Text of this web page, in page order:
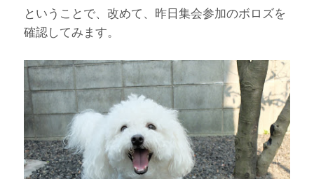
ということで、改めて、昨日集会参加のボロズを
確認してみます。